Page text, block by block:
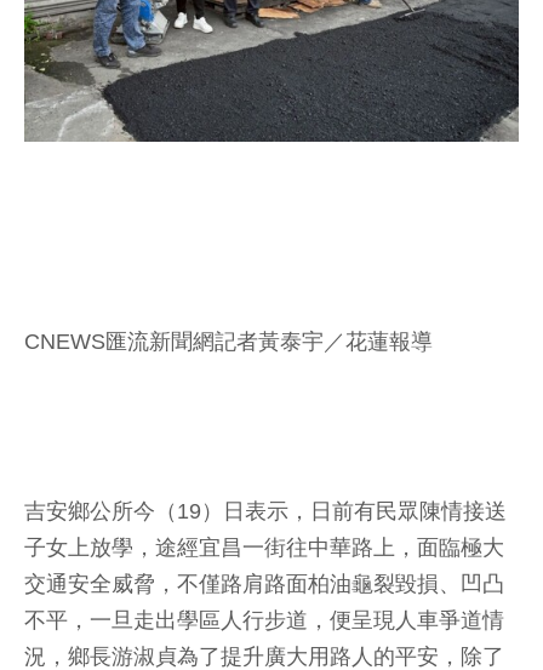
CNEWS匯流新聞網記者黃泰宇／花蓮報導
吉安鄉公所今（19）日表示，日前有民眾陳情接送
子女上放學，途經宜昌一街往中華路上，面臨極大
交通安全威脅，不僅路肩路面柏油龜裂毀損、凹凸
不平，一旦走出學區人行步道，便呈現人車爭道情
況，鄉長游淑貞為了提升廣大用路人的平安，除了